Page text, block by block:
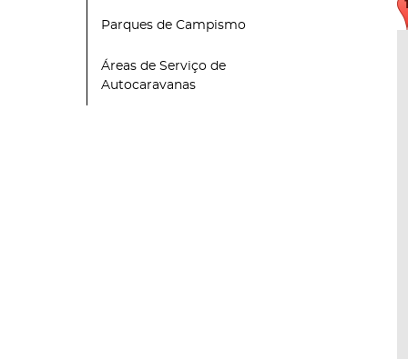
Parques de Campismo
Áreas de Serviço de
Autocaravanas